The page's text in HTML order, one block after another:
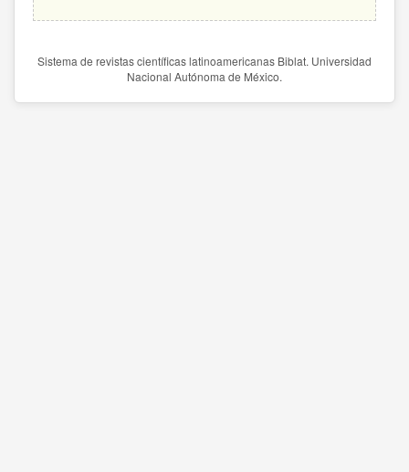
Sistema de revistas científicas latinoamericanas Biblat. Universidad
Nacional Autónoma de México.